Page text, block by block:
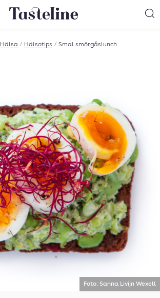
Till Tastelines startsida
Hälsa / Hälsotips / Smal smörgåslunch
Foto: Sanna Livijn Wexell